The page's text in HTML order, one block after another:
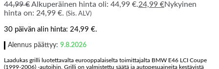
44,99€ Alkuperäinen hinta oli: 44,99 €.24,99 €Nykyinen
hinta on: 24,99 €. (Sis. ALV)
30 päivän alin hinta: 24,99 €.
Alennus päättyy: 9.8.2026
Laadukas grilli luotettavalta eurooppalaiselta toimittajalta BMW E46 LCI Coupe
(1999-2006) -autoihin. Grilli on valmistettu säätä ja autopesuaineita kestävistä